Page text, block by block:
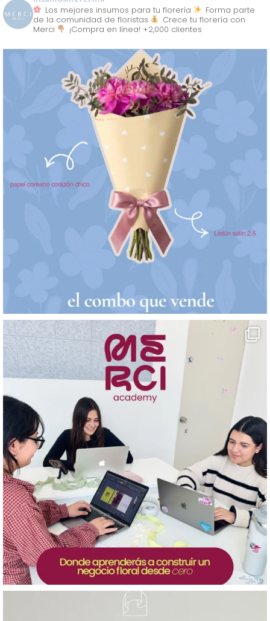
Los mejores insumos para tu florería
Forma parte
de la comunidad de floristas
Crece tu florería con
Merci
¡Compra en línea! +2,000 clientes